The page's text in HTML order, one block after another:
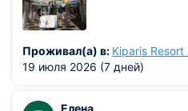
планировать поездку
отели в Адлере у моря или
Адлера на сайте 101Hotels!
Проживал(а) в: Kiparis
19 июля 2026 (7 дней)
Елена